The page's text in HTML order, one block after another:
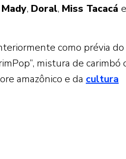
, Doral, Miss Tacacá e
como prévia do
mistura de carimbó
amazônico e da cultura